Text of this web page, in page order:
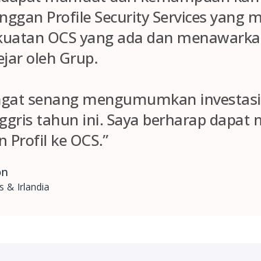
Profile Security Services yang
OCS yang ada dan
oleh Grup.
senang mengumumkan
tahun ini. Saya berharap
Profil ke OCS.”
& Irlandia